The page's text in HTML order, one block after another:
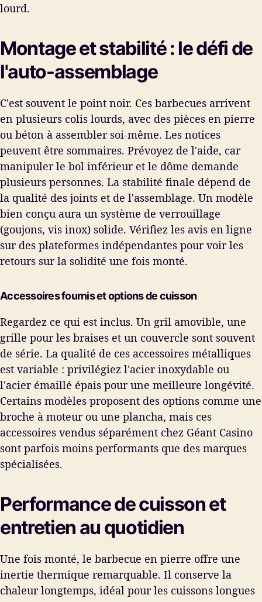
lourd.
Montage et stabilité : le défi de
l'auto-assemblage
C'est souvent le point noir. Ces barbecues arrivent
en plusieurs colis lourds, avec des pièces en pierre
ou béton à assembler soi-même. Les notices
peuvent être sommaires. Prévoyez de l'aide, car
manipuler le bol inférieur et le dôme demande
plusieurs personnes. La stabilité finale dépend de
la qualité des joints et de l'assemblage. Un modèle
bien conçu aura un système de verrouillage
(goujons, vis inox) solide. Vérifiez les avis en ligne
sur des plateformes indépendantes pour voir les
retours sur la solidité une fois monté.
Accessoires fournis et options de cuisson
Regardez ce qui est inclus. Un gril amovible, une
grille pour les braises et un couvercle sont souvent
de série. La qualité de ces accessoires métalliques
est variable : privilégiez l'acier inoxydable ou
l'acier émaillé épais pour une meilleure longévité.
Certains modèles proposent des options comme une
broche à moteur ou une plancha, mais ces
accessoires vendus séparément chez Géant Casino
sont parfois moins performants que des marques
spécialisées.
Performance de cuisson et
entretien au quotidien
Une fois monté, le barbecue en pierre offre une
inertie thermique remarquable. Il conserve la
chaleur longtemps, idéal pour les cuissons longues